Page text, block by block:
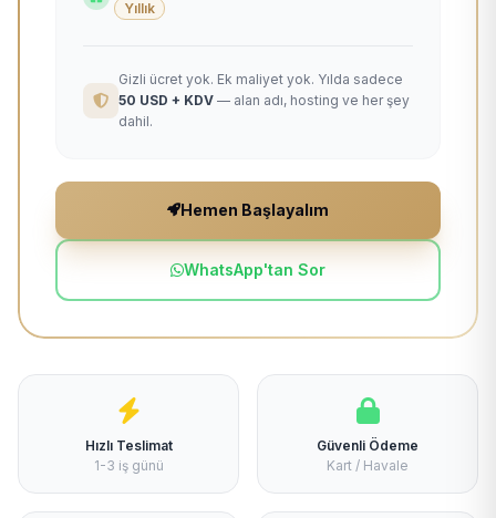
Yıllık
Gizli ücret yok. Ek maliyet yok. Yılda sadece
50 USD + KDV — alan adı, hosting ve her şey
dahil.
Hemen Başlayalım
WhatsApp'tan Sor
Hızlı Teslimat
1-3 iş günü
Güvenli Ödeme
Kart / Havale